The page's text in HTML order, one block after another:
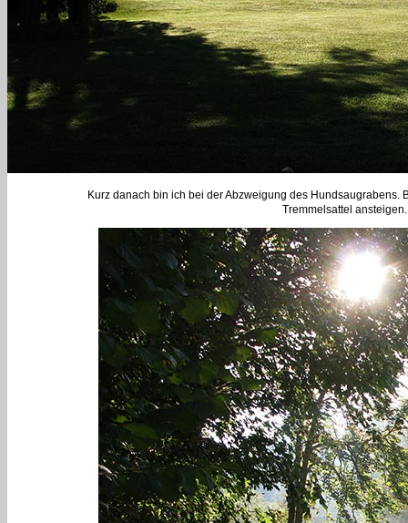
Kurz danach bin ich bei der Abzweigung des
Tremmelsattel